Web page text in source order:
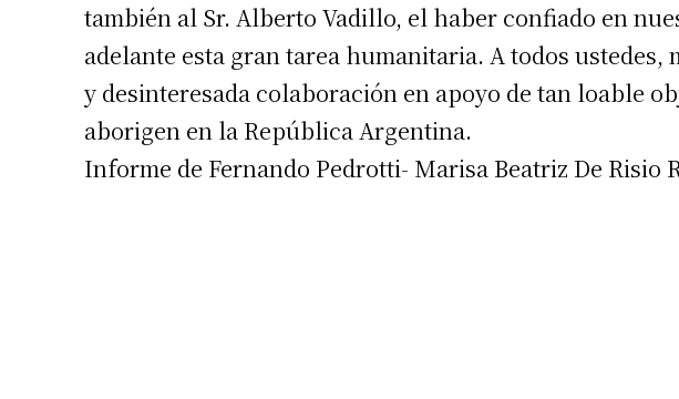
también al Sr. Alberto Vadillo, el haber confiado en
adelante esta gran tarea humanitaria. A todos
y desinteresada colaboración en apoyo de tan loable
aborigen en la República Argentina.
Informe de Fernando Pedrotti- Marisa Beatriz De Risio